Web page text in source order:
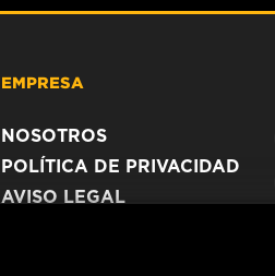
EMPRESA
NOSOTROS
POLÍTICA DE PRIVACIDAD
AVISO LEGAL